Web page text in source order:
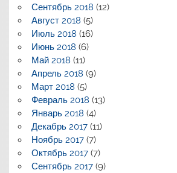
Сентябрь 2018 (12)
Август 2018 (5)
Июль 2018 (16)
Июнь 2018 (6)
Май 2018 (11)
Апрель 2018 (9)
Март 2018 (5)
Февраль 2018 (13)
Январь 2018 (4)
Декабрь 2017(11)
Ноябрь 2017(7)
Октябрь 2017(7)
Сентябрь 2017(9)